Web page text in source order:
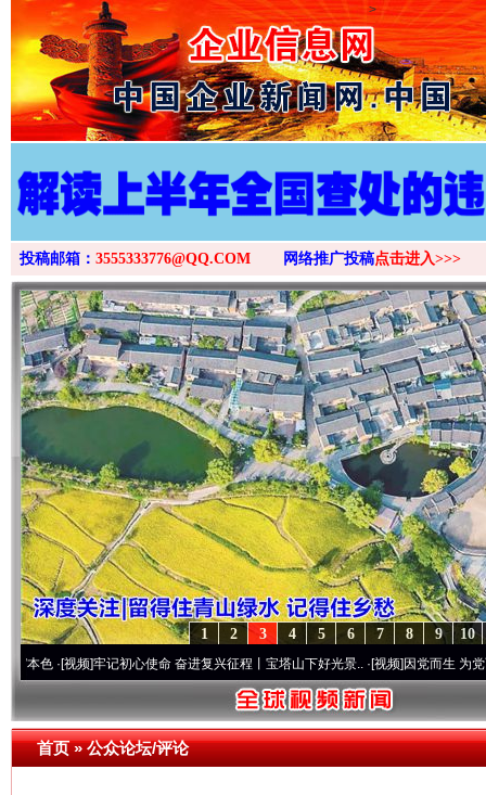
>
投稿邮箱： 3555333776@QQ.COM 网络推广投稿点击进入>>>
10
9
8
7
6
5
4
3
2
1
频]牢记初心使命 奋进复兴征程丨宝塔山下好光景..·[视频]因党而生 为党而战——百
首页»公众论坛/评论